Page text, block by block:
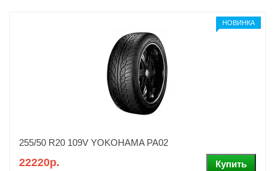
НОВИНКА
255/50 R20 109V YOKOHAMA PA02
22220р.